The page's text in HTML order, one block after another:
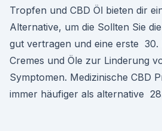
Tropfen und CBD Öl bieten dir
Alternative, um die Sollten Sie
gut vertragen und eine erste 30.
Cremes und Öle zur Linderung
Symptomen. Medizinische CBD
immer häufiger als alternative